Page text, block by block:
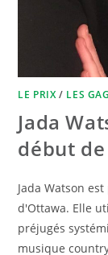
LE PRIX/ LES
Jada
début
Jada Watson
d'Ottawa. Elle
préjugés
musique